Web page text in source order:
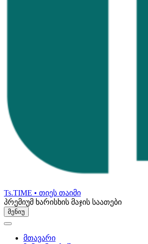
Ts.TIME • თიეს თაიმი
პრემიუმ ხარისხის მაჯის საათები
მენიუ
მთავარი